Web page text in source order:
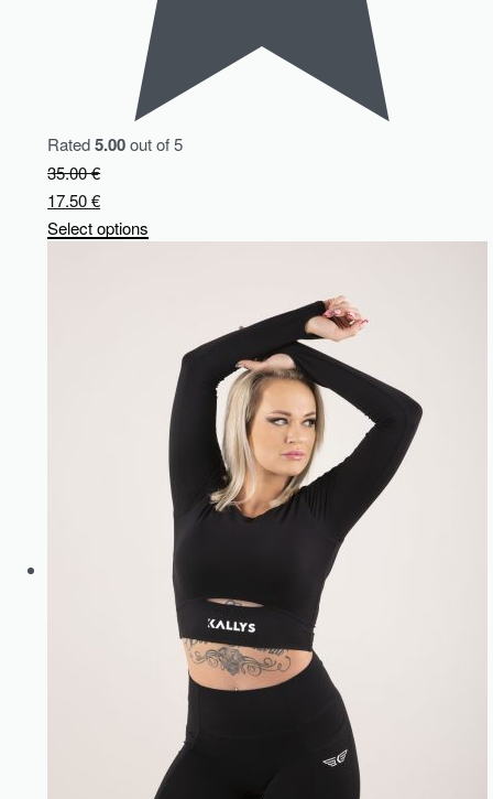
Rated5.00out of 5
35.00€
17.50€
Select options